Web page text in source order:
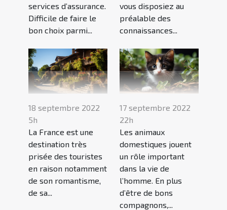
services d’assurance.
Difficile de faire le
bon choix parmi...
vous disposiez au
préalable des
connaissances...
18 septembre 2022
5h
La France est une
destination très
prisée des touristes
en raison notamment
de son romantisme,
de sa...
17 septembre 2022
22h
Les animaux
domestiques jouent
un rôle important
dans la vie de
l’homme. En plus
d’être de bons
compagnons,...